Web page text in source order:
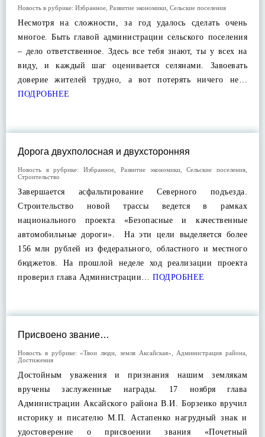
Новость в рубрике: Избранное Развитие экономики Сельские поселения
Несмотря на сложности, за год удалось сделать очень
многое. Быть главой администрации сельского поселения
– дело ответственное. Здесь все тебя знают, ты у всех на
виду, и каждый шаг оценивается селянами. Завоевать
доверие жителей трудно, а вот потерять ничего не…
ПОДРОБНЕЕ
Дорога двухполосная и двухсторонняя
Новость в рубрике:Избранное Развитие экономики,Сельские поселения
Строительство
Завершается асфальтирование Северного подъезда.
Строительство новой трассы ведется в рамках
национального проекта «Безопасные и качественные
автомобильные дороги». На эти цели выделяется более
156 млн рублей из федерального, областного и местного
бюджетов. На прошлой неделе ход реализации проекта
проверил глава Администрации… ПОДРОБНЕЕ
Присвоено звание…
Новость в рубрике:«Твои люди, земля Аксайская» Администрация района
Достижения
Достойным уважения и признания нашим землякам
вручены заслуженные награды. 17 ноября глава
Администрации Аксайского района В.И. Борзенко вручил
историку и писателю М.П. Астапенко нагрудный знак и
удостоверение о присвоении звания «Почетный